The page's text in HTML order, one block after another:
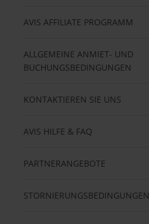
AVIS AFFILIATE PROGRAMM
ALLGEMEINE ANMIET- UND
BUCHUNGSBEDINGUNGEN
KONTAKTIEREN SIE UNS
AVIS HILFE & FAQ
PARTNERANGEBOTE
STORNIERUNGSBEDINGUNGEN